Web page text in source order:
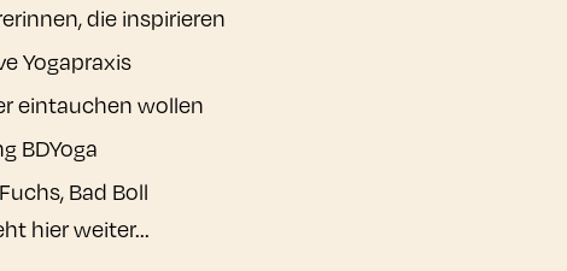
die inspirieren
Yogapraxis
eintauchen wollen
BDYoga
Bad Boll
hier weiter...